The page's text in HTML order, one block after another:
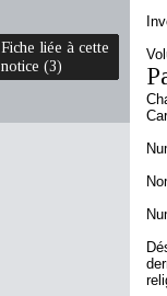
Fiche liée à cette
notice (3)